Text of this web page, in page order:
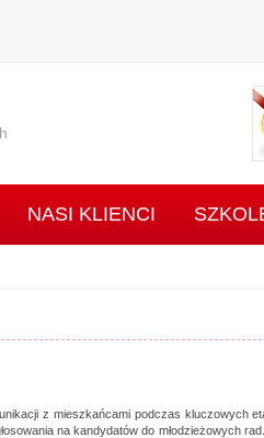
NASI KLIENCI
z mieszkańcami podczas kluczowych
na kandydatów do młodzieżowych